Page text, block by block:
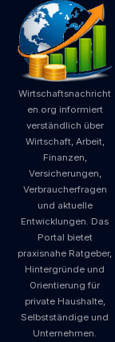
Wirtschaftsnachricht
en.org informiert
verständlich über
Wirtschaft, Arbeit,
Finanzen,
Versicherungen,
Verbraucherfragen
und aktuelle
Entwicklungen. Das
Portal bietet
praxisnahe Ratgeber,
Hintergründe und
Orientierung für
private Haushalte,
Selbstständige und
Unternehmen.